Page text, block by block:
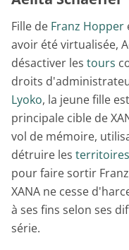
Fille de Franz Hopper
avoir été virtualisée,
désactiver les tours
droits
Lyoko, la jeune fille
principale cible de
vol de mémoire,
détruire les
pour faire sortir
XANA ne cesse
à ses fins selon ses
série.